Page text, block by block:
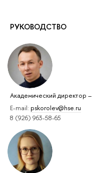
РУКОВОДСТВО
Академический директор –
E-mail: pskorolev@hse.ru
8 (926) 963-58-65